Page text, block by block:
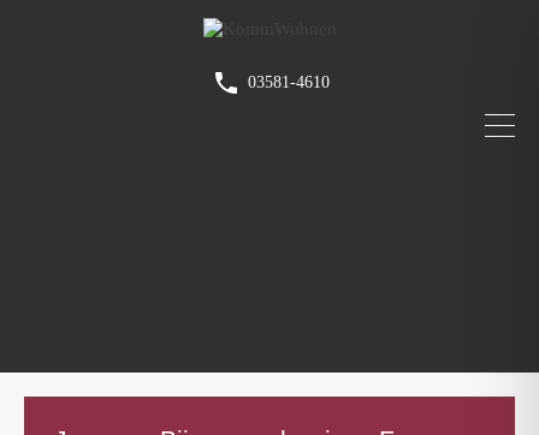
03581-4610